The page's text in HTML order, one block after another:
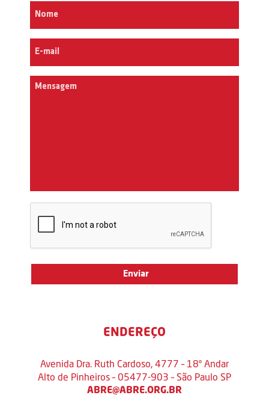
ENDEREÇO
Avenida Dra. Ruth Cardoso, 4777 – 18º Andar
Alto de Pinheiros – 05477-903 – São Paulo SP
ABRE@ABRE.ORG.BR